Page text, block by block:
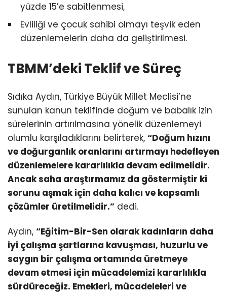
yüzde 15’e sabitlenmesi,
Evliliği ve çocuk sahibi olmayı teşvik eden
düzenlemelerin daha da geliştirilmesi.
TBMM’deki Teklif ve Süreç
Sıdıka Aydın, Türkiye Büyük Millet Meclisi’ne
sunulan kanun teklifinde doğum ve babalık izin
sürelerinin artırılmasına yönelik düzenlemeyi
olumlu karşıladıklarını belirterek, “Doğum hızını
ve doğurganlık oranlarını artırmayı hedefleyen
düzenlemelere kararlılıkla devam edilmelidir.
Ancak saha araştırmamız da göstermiştir ki
sorunu aşmak için daha kalıcı ve kapsamlı
çözümler üretilmelidir.” dedi.
Aydın, “Eğitim-Bir-Sen olarak kadınların daha
iyi çalışma şartlarına kavuşması, huzurlu ve
saygın bir çalışma ortamında üretmeye
devam etmesi için mücadelemizi kararlılıkla
sürdüreceğiz. Emekleri, mücadeleleri ve